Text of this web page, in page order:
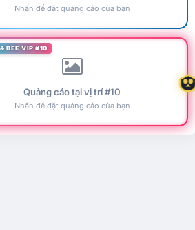
Nhấn để đặt quảng cáo của bạn
BEE VIP #10
Quảng cáo tại vị trí #10
Nhấn để đặt quảng cáo của bạn